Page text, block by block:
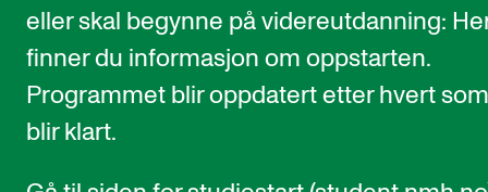
Salane våre
Studentutvalet SUT (student.nmh.no)
FORSKNING
eller skal begynne på videreutdanning:
finner du informasjon om oppstarten.
Programmet blir oppdatert etter hvert
blir klart.